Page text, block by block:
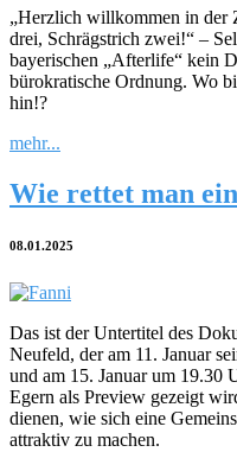
„Herzlich willkommen in der
drei, Schrägstrich zwei!“ –
bayerischen „Afterlife“ kein
bürokratische Ordnung. Wo
hin!?
mehr...
Wie rettet man
08.01.2025
Das ist der Untertitel des
Neufeld, der am 11. Januar
und am 15. Januar um 19.30
Egern als Preview gezeigt
dienen, wie sich eine
attraktiv zu machen.